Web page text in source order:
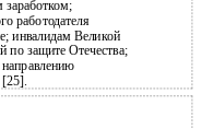
заработком;
работодателя
инвалидам Великой
по защите Отечества;